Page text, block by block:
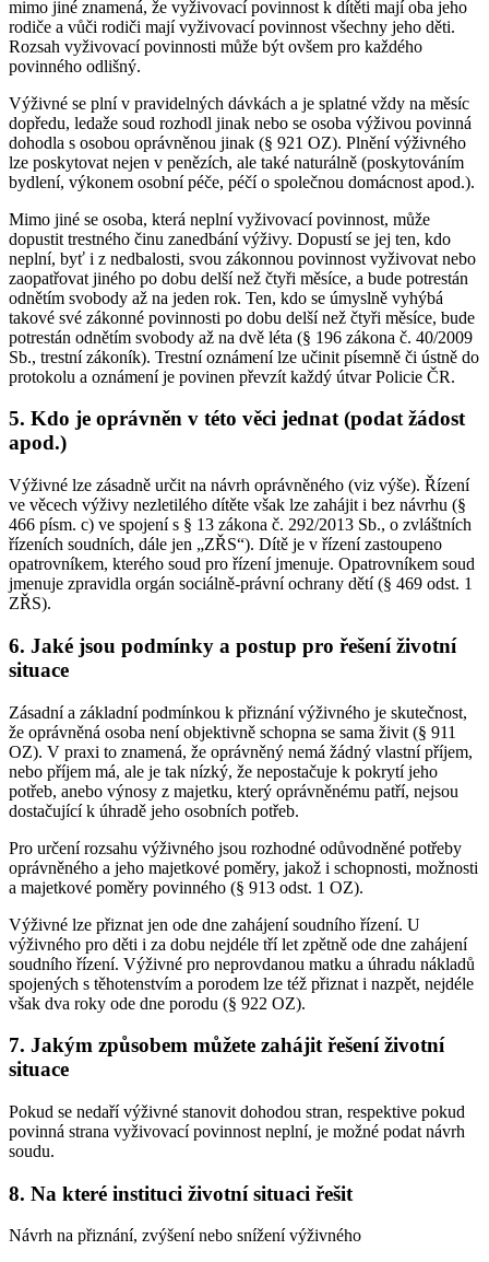
mimo jiné znamená, že vyživovací povinnost k dítěti mají oba jeho
rodiče a vůči rodiči mají vyživovací povinnost všechny jeho děti.
Rozsah vyživovací povinnosti může být ovšem pro každého
povinného odlišný.
Výživné se plní v pravidelných dávkách a je splatné vždy na měsíc
dopředu, ledaže soud rozhodl jinak nebo se osoba výživou povinná
dohodla s osobou oprávněnou jinak (§ 921 OZ). Plnění výživného
lze poskytovat nejen v penězích, ale také naturálně (poskytováním
bydlení, výkonem osobní péče, péčí o společnou domácnost apod.).
Mimo jiné se osoba, která neplní vyživovací povinnost, může
dopustit trestného činu zanedbání výživy. Dopustí se jej ten, kdo
neplní, byť i z nedbalosti, svou zákonnou povinnost vyživovat nebo
zaopatřovat jiného po dobu delší než čtyři měsíce, a bude potrestán
odnětím svobody až na jeden rok. Ten, kdo se úmyslně vyhýbá
takové své zákonné povinnosti po dobu delší než čtyři měsíce, bude
potrestán odnětím svobody až na dvě léta (§ 196 zákona č. 40/2009
Sb., trestní zákoník). Trestní oznámení lze učinit písemně či ústně do
protokolu a oznámení je povinen převzít každý útvar Policie ČR.
5. Kdo je oprávněn v této věci jednat (podat žádost
apod.)
Výživné lze zásadně určit na návrh oprávněného (viz výše). Řízení
ve věcech výživy nezletilého dítěte však lze zahájit i bez návrhu (§
466 písm. c) ve spojení s § 13 zákona č. 292/2013 Sb., o zvláštních
řízeních soudních, dále jen „ZŘS“). Dítě je v řízení zastoupeno
opatrovníkem, kterého soud pro řízení jmenuje. Opatrovníkem soud
jmenuje zpravidla orgán sociálně-právní ochrany dětí (§ 469 odst. 1
ZŘS).
6. Jaké jsou podmínky a postup pro řešení životní
situace
Zásadní a základní podmínkou k přiznání výživného je skutečnost,
že oprávněná osoba není objektivně schopna se sama živit (§ 911
OZ). V praxi to znamená, že oprávněný nemá žádný vlastní příjem,
nebo příjem má, ale je tak nízký, že nepostačuje k pokrytí jeho
potřeb, anebo výnosy z majetku, který oprávněnému patří, nejsou
dostačující k úhradě jeho osobních potřeb.
Pro určení rozsahu výživného jsou rozhodné odůvodněné potřeby
oprávněného a jeho majetkové poměry, jakož i schopnosti, možnosti
a majetkové poměry povinného (§ 913 odst. 1 OZ).
Výživné lze přiznat jen ode dne zahájení soudního řízení. U
výživného pro děti i za dobu nejdéle tří let zpětně ode dne zahájení
soudního řízení. Výživné pro neprovdanou matku a úhradu nákladů
spojených s těhotenstvím a porodem lze též přiznat i nazpět, nejdéle
však dva roky ode dne porodu (§ 922 OZ).
7. Jakým způsobem můžete zahájit řešení životní
situace
Pokud se nedaří výživné stanovit dohodou stran, respektive pokud
povinná strana vyživovací povinnost neplní, je možné podat návrh
soudu.
8. Na které instituci životní situaci řešit
Návrh na přiznání, zvýšení nebo snížení výživného